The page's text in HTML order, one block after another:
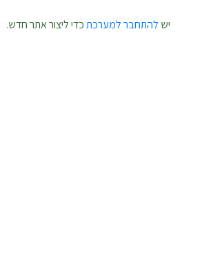
יש להתחבר למערכתכדי ליצור אתר חדש.